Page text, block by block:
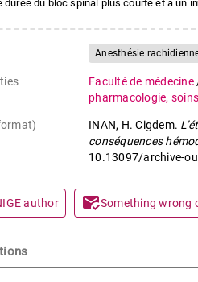
durée du bloc spinal plus courte et à un
Anesthésie
Faculté de médecine
pharmacologie,
INAN, H. Cigdem.
conséquences
10.13097/archive-
author mark_email_readSomething wrong